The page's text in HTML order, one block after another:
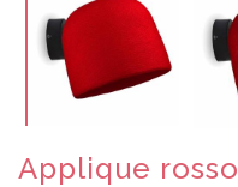
Applique rosso